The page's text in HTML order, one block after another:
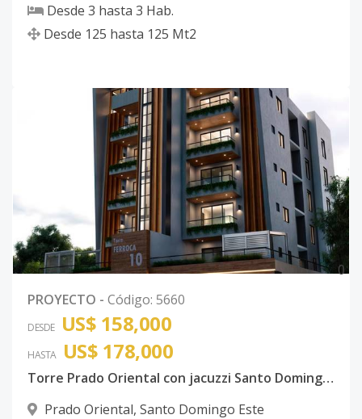
Desde 3 hasta 3 Hab.
Desde 125 hasta 125 Mt2
0
PROYECTO - Código: 5660
DESDE US$ 158,000
HASTA US$ 178,000
Torre Prado Oriental con jacuzzi Santo Domingo Este con ancestor
Prado Oriental, Santo Domingo Este